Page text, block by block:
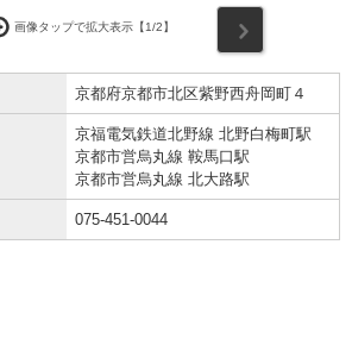
画像タップで拡大表示【1/2】
京都府京都市北区紫野西舟岡町４
京福電気鉄道北野線 北野白梅町駅
京都市営烏丸線 鞍馬口駅
京都市営烏丸線 北大路駅
075-451-0044